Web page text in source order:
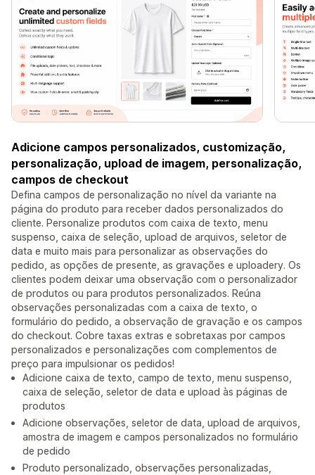
Adicione campos personalizados, customização,
personalização, upload de imagem, personalização,
campos de checkout
Defina campos de personalização no nível da variante na
página do produto para receber dados personalizados do
cliente. Personalize produtos com caixa de texto, menu
suspenso, caixa de seleção, upload de arquivos, seletor de
data e muito mais para personalizar as observações do
pedido, as opções de presente, as gravações e uploadery. Os
clientes podem deixar uma observação com o personalizador
de produtos ou para produtos personalizados. Reúna
observações personalizadas com a caixa de texto, o
formulário do pedido, a observação de gravação e os campos
do checkout. Cobre taxas extras e sobretaxas por campos
personalizados e personalizações com complementos de
preço para impulsionar os pedidos!
Adicione caixa de texto, campo de texto, menu suspenso,
caixa de seleção, seletor de data e upload às páginas de
produtos
Adicione observações, seletor de data, upload de arquivos,
amostra de imagem e campos personalizados no formulário
de pedido
Produto personalizado, observações personalizadas,